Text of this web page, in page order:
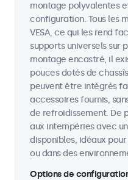
montage polyvalentes
configuration. Tous les
VESA, ce qui les rend
supports universels sur
montage encastré, il
pouces dotés de
peuvent être intégrés
accessoires fournis,
de refroidissement. De
aux intempéries avec
disponibles, idéaux
ou dans des
Options de